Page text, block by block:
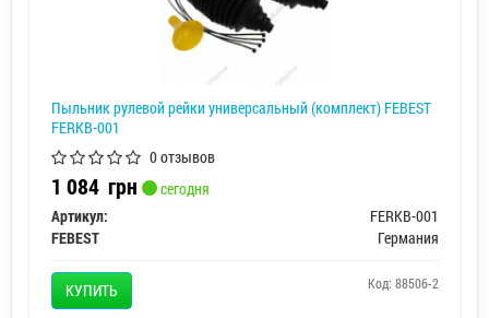
Пыльник рулевой рейки универсальный (комплект) FEBEST
FERKB-001
0 отзывов
1 084 грн
сегодня
Артикул:
FERKB-001
FEBEST
Германия
КУПИТЬ Код: 88506-2